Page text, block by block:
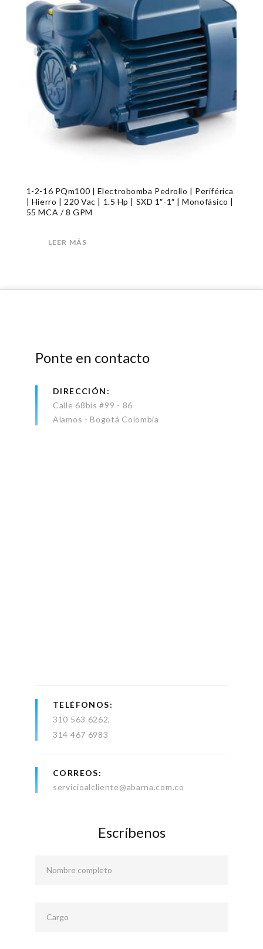
1-2-16 PQm100 | Electrobomba Pedrollo | Periférica
| Hierro | 220 Vac | 1.5 Hp | SXD 1″-1″ | Monofásico |
55 MCA / 8 GPM
LEER MÁS
Ponte en contacto
DIRECCIÓN
Calle 68bis #99 - 86
Alamos - Bogotá Colombia
TELÉFONOS
310 563 6262
314 467 6983
CORREOS
servicioalcliente@abarna.com.co
Escríbenos
Nombre completo
Cargo